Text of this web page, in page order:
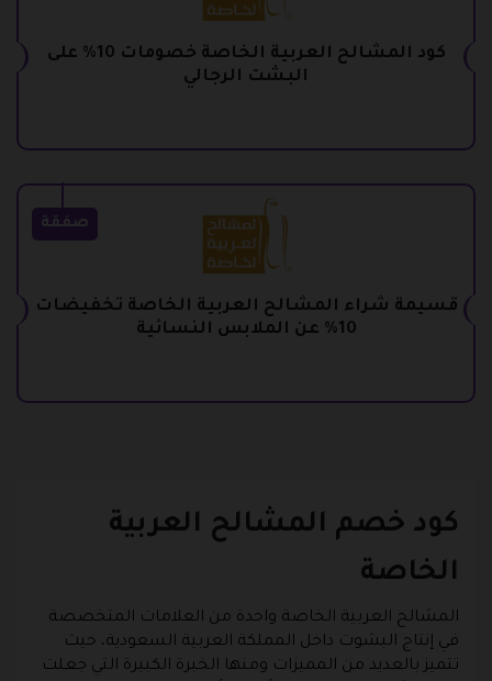
كود المشالح العربية الخاصة خصومات 10% على
البشت الرجالي
صفقة
قسيمة شراء المشالح العربية الخاصة تخفيضات
10% عن الملابس النسائية
كود خصم المشالح العربية
الخاصة
المشالح العربية الخاصة واحدة من العلامات المتخصصة
في إنتاج البشوت داخل المملكة العربية السعودية، حيث
تتميز بالعديد من المميزات ومنها الخبرة الكبيرة التي جعلت